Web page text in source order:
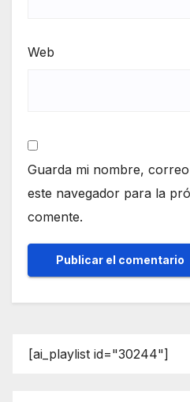
Web
Guarda mi nombre,
este navegador para la
comente.
[ai_playlist id="30244"]